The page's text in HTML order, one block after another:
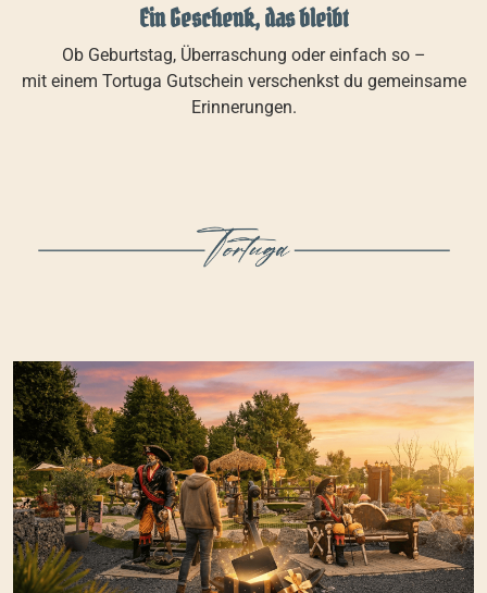
Ein Geschenk, das bleibt
Ob Geburtstag, Überraschung oder einfach so –
mit einem Tortuga Gutschein verschenkst du gemeinsame
Erinnerungen.